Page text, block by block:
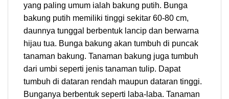
yang paling umum ialah bakung putih. Bunga
bakung putih memiliki tinggi sekitar 60-80 cm,
daunnya tunggal berbentuk lancip dan berwarna
hijau tua. Bunga bakung akan tumbuh di puncak
tanaman bakung. Tanaman bakung juga tumbuh
dari umbi seperti jenis tanaman tulip. Dapat
tumbuh di dataran rendah maupun dataran tinggi.
Bunganya berbentuk seperti laba-laba. Tanaman